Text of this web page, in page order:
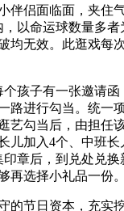
侣面临面，夹住
以命运球数量多
均无效。此逛戏每
子有一张邀请函
路进行勾当。统一
艺勾当后，由担任
儿加入4个、中班
印章后，到兑处兑
再选择小礼品一份。
节日资本，充实挖